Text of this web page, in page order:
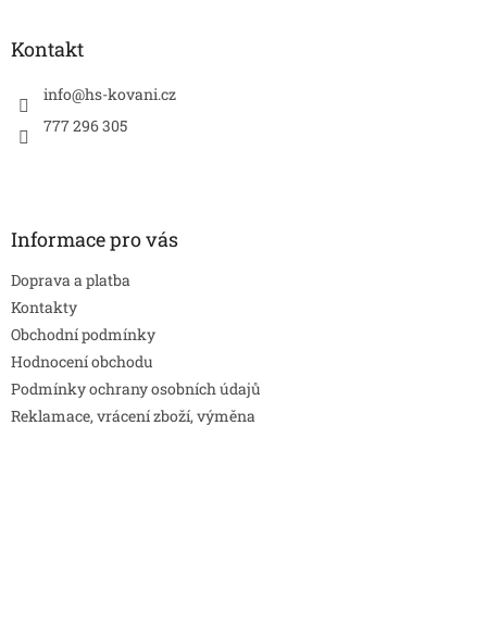
Kontakt
info@hs-kovani.cz
777 296 305
Informace pro vás
Doprava a platba
Kontakty
Obchodní podmínky
Hodnocení obchodu
Podmínky ochrany osobních údajů
Reklamace, vrácení zboží, výměna